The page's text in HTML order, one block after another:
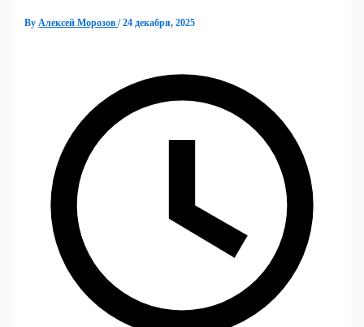
By Алексей Морозов/24 декабря, 2025